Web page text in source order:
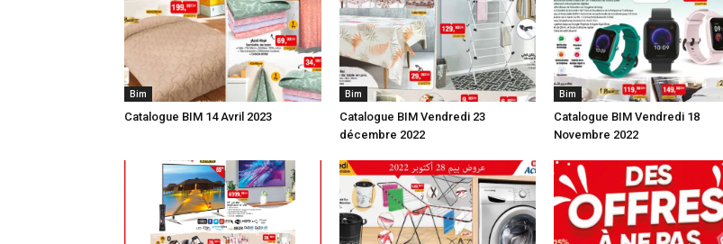
Bim
Catalogue BIM 14 Avril 2023
Bim
Catalogue BIM Vendredi 23
décembre 2022
Bim
Catalogue BIM Vendredi 18
Novembre 2022